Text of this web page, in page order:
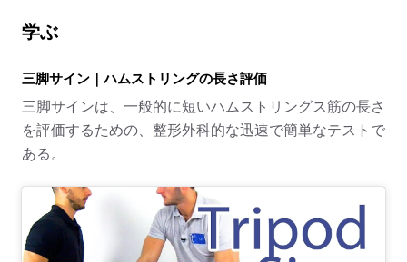
学ぶ
三脚サイン｜ハムストリングの長さ評価
三脚サインは、一般的に短いハムストリングス筋の長さ
を評価するための、整形外科的な迅速で簡単なテストで
ある。